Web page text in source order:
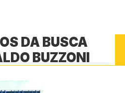
DA BUSCA
BUZZONI